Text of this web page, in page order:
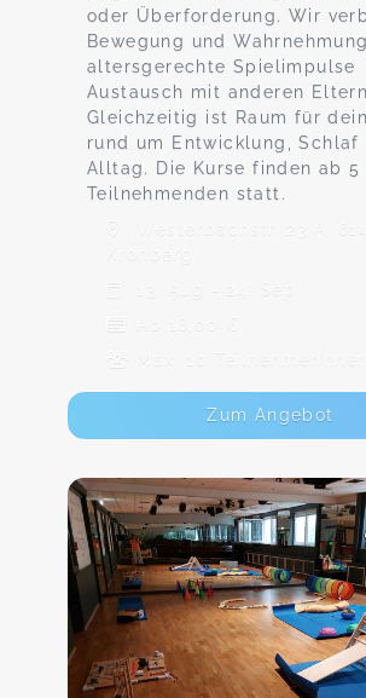
oder Überforderung. Wir
Bewegung und Wahrnehmung
altersgerechte Spielimpulse
Austausch mit anderen Eltern
Gleichzeitig ist Raum für
rund um Entwicklung, Schlaf
Alltag. Die Kurse finden ab 5
Teilnehmenden statt.
Westerbachstr. 23 A,
13. Aug - 24. Sep
Ab 18,00 €
Max. 10 TeilnehmerInnen
Zum Angebot